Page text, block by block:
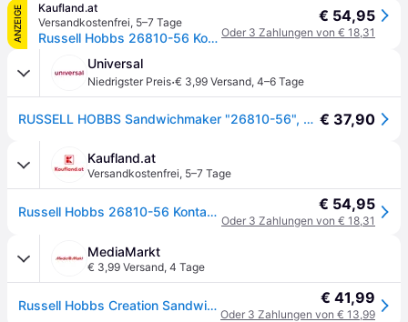
ANZEIGE
Kaufland.at
Versandkostenfrei, 5–7 Tage
Russell Hobbs 26810-56 Kontaktgrill
€ 54,95
Oder 3 Zahlungen von € 18,31
Universal
Niedrigster Preis·€ 3,99 Versand, 4–6 Tage
RUSSELL HOBBS Sandwichmaker "26810-56", schwarz, B:24,3cm H:9,8cm T:24cm, Sandwichmaker, Sandwichmaker € 37,90
Kaufland.at
Versandkostenfrei, 5–7 Tage
Russell Hobbs 26810-56 Kontaktgrill € 54,95
Oder 3 Zahlungen von € 18,31
MediaMarkt
€ 3,99 Versand, 4 Tage
Russell Hobbs Creation Sandwichtoaster, Schwarz, 750 Watt € 41,99
Oder 3 Zahlungen von € 13,99